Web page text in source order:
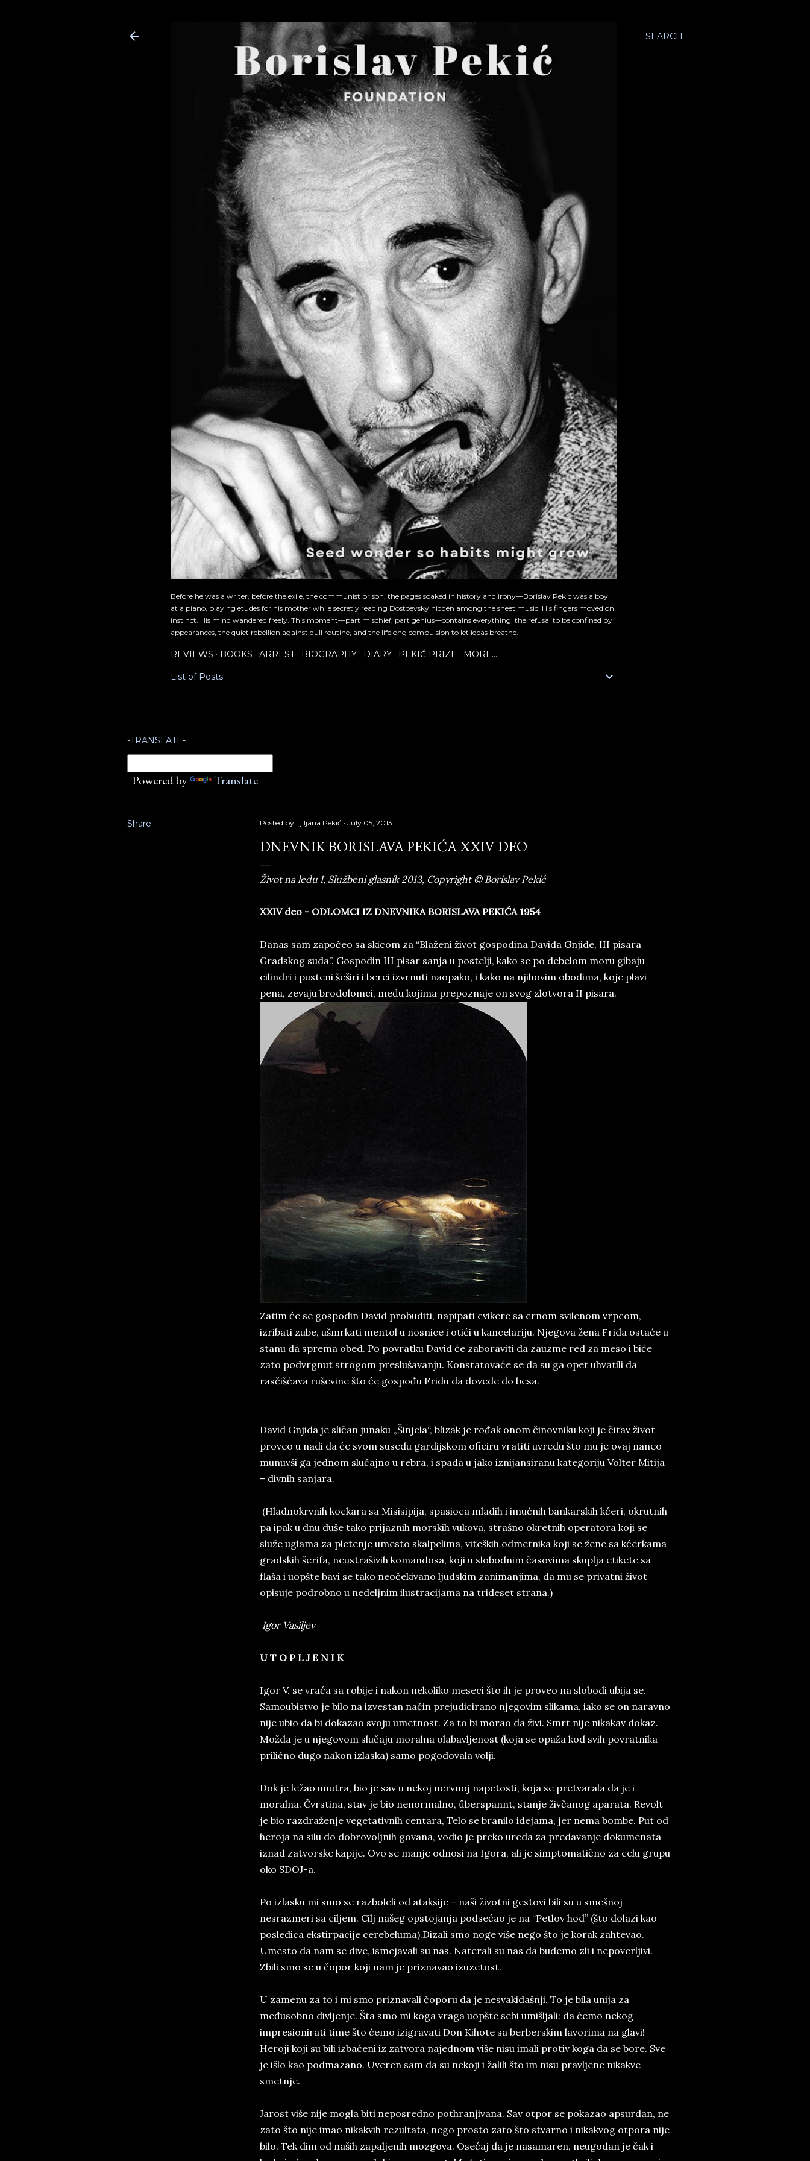
SEARCH
Before he was a writer, before the exile, the communist prison, the pages soaked in history and irony—Borislav Pekic was a boy
at a piano, playing etudes for his mother while secretly reading Dostoevsky hidden among the sheet music. His fingers moved on
instinct. His mind wandered freely. This moment—part mischief, part genius—contains everything: the refusal to be confined by
appearances, the quiet rebellion against dull routine, and the lifelong compulsion to let ideas breathe.
REVIEWS BOOKS ARREST BIOGRAPHY DIARY PEKIĆ PRIZE MORE…
List of Posts
-TRANSLATE-
Powered by Translate
Share Posted by Ljiljana Pekić July 05, 2013
DNEVNIK BORISLAVA PEKIĆA XXIV DEO
Život na ledu I, Službeni glasnik 2013, Copyright © Borislav Pekić
XXIV deo - ODLOMCI IZ DNEVNIKA BORISLAVA PEKIĆA 1954
Danas sam započeo sa skicom za “Blaženi život gospodina Davida Gnjide, III pisara
Gradskog suda”. Gospodin III pisar sanja u postelji, kako se po debelom moru gibaju
cilindri i pusteni šeširi i berei izvrnuti naopako, i kako na njihovim obodima, koje plavi
pena, zevaju brodolomci, među kojima prepoznaje on svog zlotvora II pisara.
Zatim će se gospodin David probuditi, napipati cvikere sa crnom svilenom vrpcom,
izribati zube, ušmrkati mentol u nosnice i otići u kancelariju. Njegova žena Frida ostaće u
stanu da sprema obed. Po povratku David će zaboraviti da zauzme red za meso i biće
zato podvrgnut strogom preslušavanju. Konstatovaće se da su ga opet uhvatili da
rasčišćava ruševine što će gospođu Fridu da dovede do besa.
David Gnjida je sličan junaku „Šinjela“, blizak je rođak onom činovniku koji je čitav život
proveo u nadi da će svom susedu gardijskom oficiru vratiti uvredu što mu je ovaj naneo
munuvši ga jednom slučajno u rebra, i spada u jako iznijansiranu kategoriju Volter Mitija
– divnih sanjara.
(Hladnokrvnih kockara sa Misisipija, spasioca mladih i imućnih bankarskih kćeri, okrutnih
pa ipak u dnu duše tako prijaznih morskih vukova, strašno okretnih operatora koji se
služe uglama za pletenje umesto skalpelima, viteških odmetnika koji se žene sa kćerkama
gradskih šerifa, neustrašivih komandosa, koji u slobodnim časovima skuplja etikete sa
flaša i uopšte bavi se tako neočekivano ljudskim zanimanjima, da mu se privatni život
opisuje podrobno u nedeljnim ilustracijama na trideset strana.)
Igor Vasiljev
U T O P L J E N I K
Igor V. se vraća sa robije i nakon nekoliko meseci što ih je proveo na slobodi ubija se.
Samoubistvo je bilo na izvestan način prejudicirano njegovim slikama, iako se on naravno
nije ubio da bi dokazao svoju umetnost. Za to bi morao da živi. Smrt nije nikakav dokaz.
Možda je u njegovom slučaju moralna olabavljenost (koja se opaža kod svih povratnika
prilično dugo nakon izlaska) samo pogodovala volji.
Dok je ležao unutra, bio je sav u nekoj nervnoj napetosti, koja se pretvarala da je i
moralna. Čvrstina, stav je bio nenormalno, űberspannt, stanje živčanog aparata. Revolt
je bio razdraženje vegetativnih centara, Telo se branilo idejama, jer nema bombe. Put od
heroja na silu do dobrovoljnih govana, vodio je preko ureda za predavanje dokumenata
iznad zatvorske kapije. Ovo se manje odnosi na Igora, ali je simptomatično za celu grupu
oko SDOJ-a.
Po izlasku mi smo se razboleli od ataksije – naši životni gestovi bili su u smešnoj
nesrazmeri sa ciljem. Cilj našeg opstojanja podsećao je na “Petlov hod” (što dolazi kao
posledica ekstirpacije cerebeluma).Dizali smo noge više nego što je korak zahtevao.
Umesto da nam se dive, ismejavali su nas. Naterali su nas da budemo zli i nepoverljivi.
Zbili smo se u čopor koji nam je priznavao izuzetost.
U zamenu za to i mi smo priznavali čoporu da je nesvakidašnji. To je bila unija za
međusobno divljenje. Šta smo mi koga vraga uopšte sebi umišljali: da ćemo nekog
impresionirati time što ćemo izigravati Don Kihote sa berberskim lavorima na glavi!
Heroji koji su bili izbačeni iz zatvora najednom više nisu imali protiv koga da se bore. Sve
je išlo kao podmazano. Uveren sam da su nekoji i žalili što im nisu pravljene nikakve
smetnje.
Jarost više nije mogla biti neposredno pothranjivana. Sav otpor se pokazao apsurdan, ne
zato što nije imao nikakvih rezultata, nego prosto zato što stvarno i nikakvog otpora nije
bilo. Tek dim od naših zapaljenih mozgova. Osećaj da je nasamaren, neugodan je čak i